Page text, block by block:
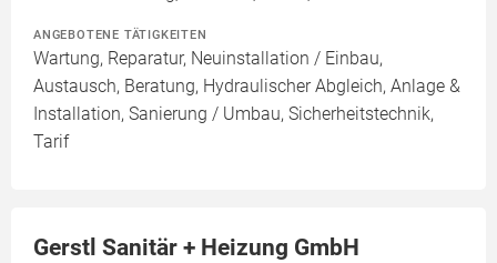
ANGEBOTENE TÄTIGKEITEN
Wartung, Reparatur, Neuinstallation / Einbau,
Austausch, Beratung, Hydraulischer Abgleich, Anlage &
Installation, Sanierung / Umbau, Sicherheitstechnik,
Tarif
Gerstl Sanitär + Heizung GmbH